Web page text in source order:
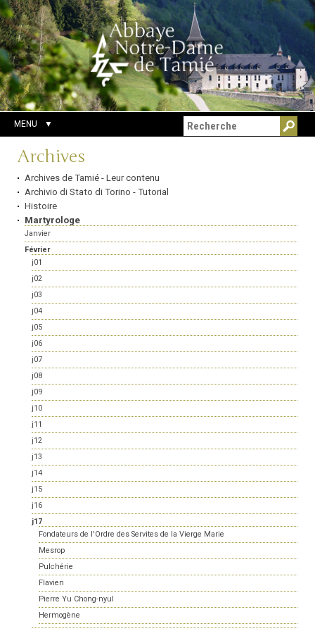
Aller
au
contenu.
|
Aller
à
la
navigation
Outils
personnels
Chercher par
Recherche
avancée…
MENU
Navigation
Archives
Archives de Tamié - Leur contenu
Archivio di Stato di Torino - Tutorial
Histoire
Martyrologe
Janvier
Février
j01
j02
j03
j04
j05
j06
j07
j08
j09
j10
j11
j12
j13
j14
j15
j16
j17
Fondateurs de l'Ordre des Servites de la Vierge Marie
Mesrop
Pulchérie
Flavien
Pierre Yu Chong-nyul
Hermogène